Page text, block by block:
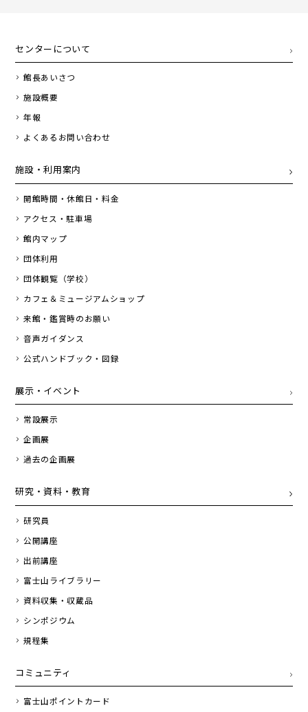
センターについて
館長あいさつ
施設概要
年報
よくあるお問い合わせ
施設・利用案内
開館時間・休館日・料金
アクセス・駐車場
館内マップ
団体利用
団体観覧（学校）
カフェ＆ミュージアムショップ
来館・鑑賞時のお願い
音声ガイダンス
公式ハンドブック・図録
展示・イベント
常設展示
企画展
過去の企画展
研究・資料・教育
研究員
公開講座
出前講座
富士山ライブラリー
資料収集・収蔵品
シンポジウム
規程集
コミュニティ
富士山ポイントカード